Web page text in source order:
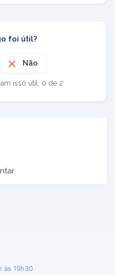
foi útil?
Não
isso útil: 0 de 2
às 19h30